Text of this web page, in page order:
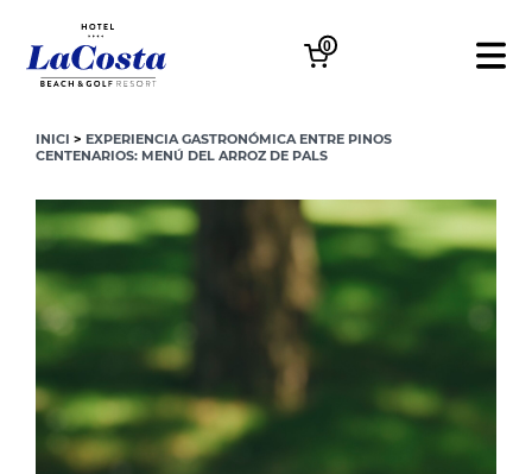
0
INICI > EXPERIENCIA GASTRONÓMICA ENTRE PINOS
CENTENARIOS: MENÚ DEL ARROZ DE PALS